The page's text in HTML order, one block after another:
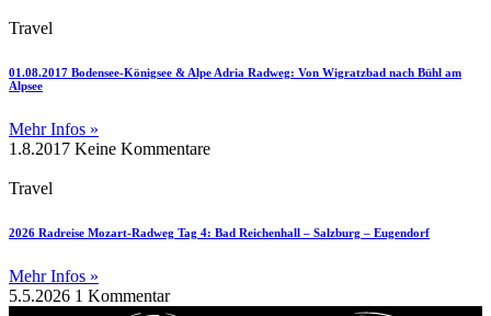
Travel
01.08.2017 Bodensee-Königsee & Alpe Adria Radweg: Von Wigratzbad nach Bühl am
Alpsee
Mehr Infos »
1.8.2017 Keine Kommentare
Travel
2026 Radreise Mozart-Radweg Tag 4: Bad Reichenhall – Salzburg – Eugendorf
Mehr Infos »
5.5.2026 1 Kommentar